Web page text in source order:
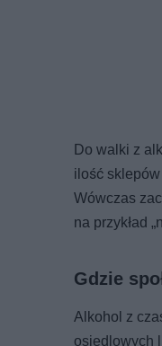
Do walki z
ilość
Wówczas
na przykład
Gdzie
Alkohol z
osiedlowych